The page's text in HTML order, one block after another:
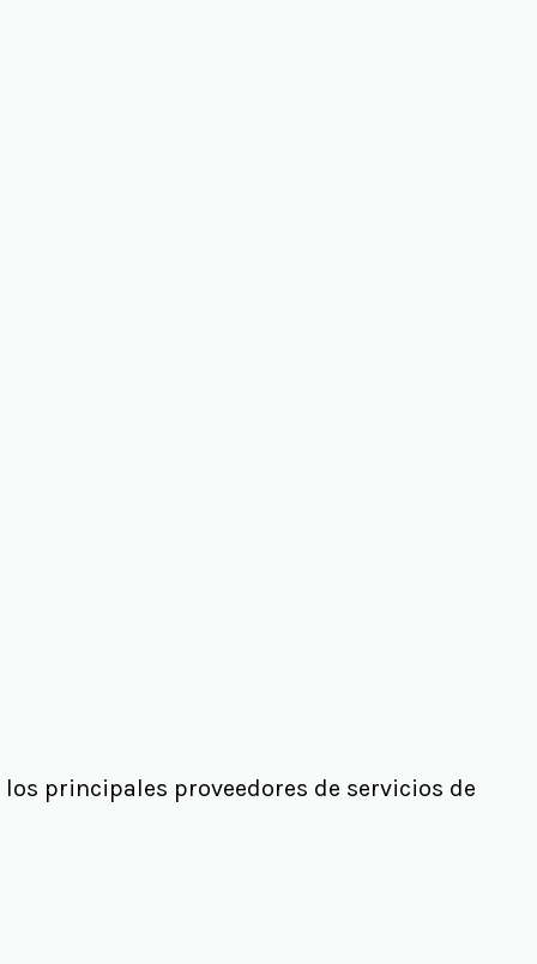
principales proveedores de servicios de